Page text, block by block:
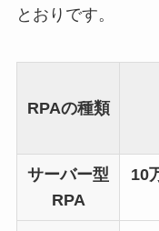
とおりです。
RPAの種類
サーバー型
RPA
10